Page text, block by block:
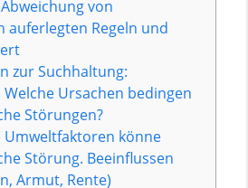
von
auferlegten Regeln und
zur Suchhaltung:
Welche Ursachen bedingen
Störungen?
Umweltfaktoren könne
Störung. Beeinflussen
Armut, Rente)